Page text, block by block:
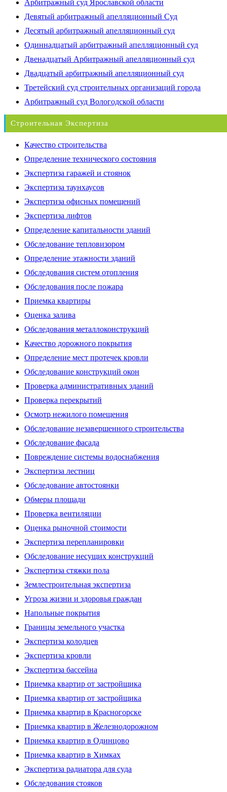
Арбитражный суд Ярославской области
Девятый арбитражный апелляционный Суд
Десятый арбитражный апелляционный суд
Одиннадцатый арбитражный апелляционный суд
Двенадцатый Арбитражный апелляционный суд
Двадцатый арбитражный апелляционный суд
Третейский суд строительных организаций города
Арбитражный суд Вологодской области
Строительная Экспертиза
Качество строительства
Определение технического состояния
Экспертиза гаражей и стоянок
Экспертиза таунхаусов
Экспертиза офисных помещений
Экспертиза лифтов
Определение капитальности зданий
Обследование тепловизором
Определение этажности зданий
Обследования систем отопления
Обследования после пожара
Приемка квартиры
Оценка залива
Обследования металлоконструкций
Качество дорожного покрытия
Определение мест протечек кровли
Обследование конструкций окон
Проверка административных зданий
Проверка перекрытий
Осмотр нежилого помещения
Обследование незавершенного строительства
Обследование фасада
Повреждение системы водоснабжения
Экспертиза лестниц
Обследование автостоянки
Обмеры площади
Проверка вентиляции
Оценка рыночной стоимости
Экспертиза перепланировки
Обследование несущих конструкций
Экспертиза стяжки пола
Землестроительная экспертиза
Угроза жизни и здоровья граждан
Напольные покрытия
Границы земельного участка
Экспертиза колодцев
Экспертиза кровли
Экспертиза бассейна
Приемка квартир от застройщика
Приемка квартир от застройщика
Приемка квартир в Красногорске
Приемка квартир в Железнодорожном
Приемка квартир в Одинцово
Приемка квартир в Химках
Экспертиза радиатора для суда
Обследования стояков